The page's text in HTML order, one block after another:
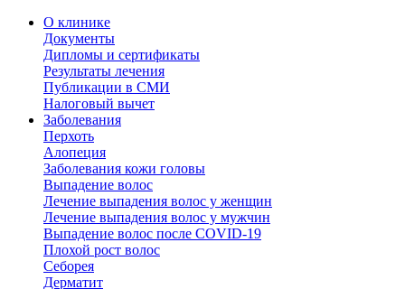
О клинике
Документы
Дипломы и сертификаты
Результаты лечения
Публикации в СМИ
Налоговый вычет
Заболевания
Перхоть
Алопеция
Заболевания кожи головы
Выпадение волос
Лечение выпадения волос у женщин
Лечение выпадения волос у мужчин
Выпадение волос после COVID-19
Плохой рост волос
Cеборея
Дерматит